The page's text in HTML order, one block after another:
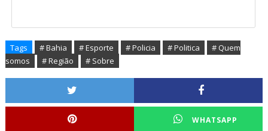
Tags # Bahia # Esporte # Policia # Politica
# Quem
somos
# Região # Sobre
WHATSAPP